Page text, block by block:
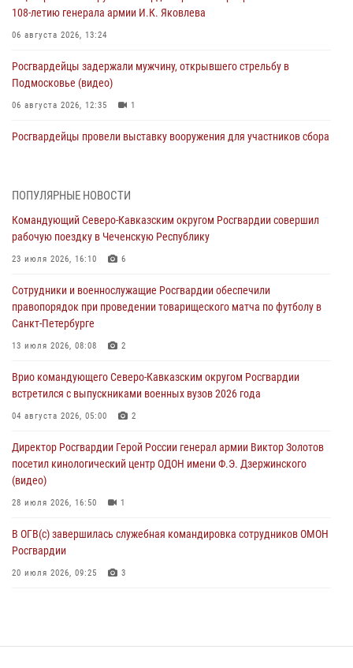
108‑летию генерала армии И.К. Яковлева
06 августа 2026, 13:24
Росгвардейцы задержали мужчину, открывшего стрельбу в
Подмосковье (видео)
06 августа 2026, 12:35 1
Росгвардейцы провели выставку вооружения для участников сбора
второй годовщине вторжения ВСУ на территорию области
06 августа 2026, 11:56
угрожавшего подростку травматическим пистолетом
06 августа 2026, 11:33 1
В Зауралье при содействии СОБР Росгвардии ликвидирована
06 августа 2026, 11:27
В Москве росгвардейцы задержали троих мужчин, устроивших
06 августа 2026, 11:20 1
ПОПУЛЯРНЫЕ НОВОСТИ
Командующий Северо-Кавказским округом Росгвардии совершил
рабочую поездку в Чеченскую Республику
23 июля 2026, 16:10 6
Сотрудники и военнослужащие Росгвардии обеспечили
правопорядок при проведении товарищеского матча по футболу в
Санкт-Петербурге
13 июля 2026, 08:08 2
Врио командующего Северо-Кавказским округом Росгвардии
встретился с выпускниками военных вузов 2026 года
04 августа 2026, 05:00 2
Директор Росгвардии Герой России генерал армии Виктор Золотов
посетил кинологический центр ОДОН имени Ф.Э. Дзержинского
(видео)
28 июля 2026, 16:50 1
В ОГВ(с) завершилась служебная командировка сотрудников ОМОН
Росгвардии
20 июля 2026, 09:25 3